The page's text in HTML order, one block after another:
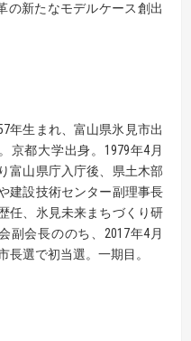
の新たなモデルケース創出
年生まれ、富山県氷見市出
京都大学出身。1979年4月
富山県庁入庁後、県土木部
建設技術センター副理事長
任、氷見未来まちづくり研
副会長ののち、2017年4月
長選で初当選。一期目。